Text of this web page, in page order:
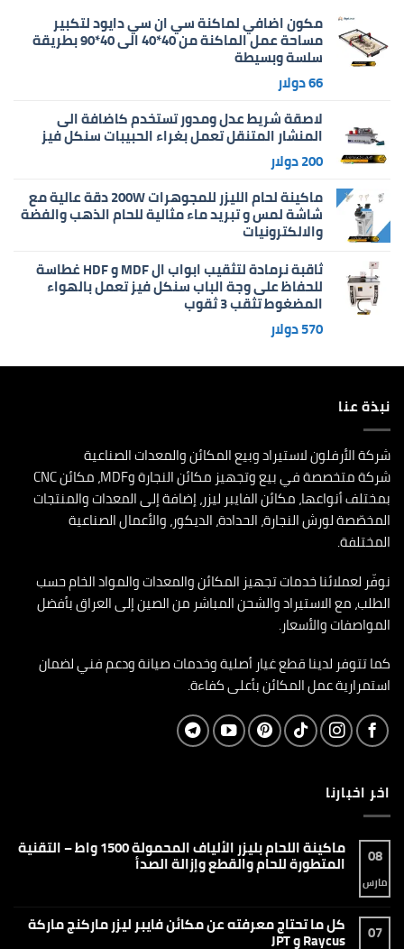
مكون اضافي لماكنة سي ان سي دايود لتكبير
مساحة عمل الماكنة من 40*40 الى 40*90 بطريقة
سلسة وبسيطة
66دولار
لاصقة شريط عدل ومدور تستخدم كاضافة الى
المنشار المتنقل تعمل بغراء الحبيبات سنكل فيز
200دولار
ماكينة لحام الليزر للمجوهرات 200W دقة عالية مع
شاشة لمس و تبريد ماء مثالية للحام الذهب والفضة
والالكترونيات
ثاقبة نرمادة لتثقيب ابواب ال MDF و HDF غطاسة
للحفاظ على وجة الباب سنكل فيز تعمل بالهواء
المضغوط تثقب 3 ثقوب
570دولار
نبذة عنا
شركة الأرفلون لاستيراد وبيع المكائن والمعدات الصناعية
شركة متخصصة في بيع وتجهيز مكائن النجارة وMDF، مكائن CNC
بمختلف أنواعها، مكائن الفايبر ليزر، إضافة إلى المعدات والمنتجات
المخصّصة لورش النجارة، الحدادة، الديكور، والأعمال الصناعية
المختلفة.
نوفّر لعملائنا خدمات تجهيز المكائن والمعدات والمواد الخام حسب
الطلب، مع الاستيراد والشحن المباشر من الصين إلى العراق بأفضل
المواصفات والأسعار.
كما تتوفر لدينا قطع غيار أصلية وخدمات صيانة ودعم فني لضمان
استمرارية عمل المكائن بأعلى كفاءة.
اخر اخبارنا
08
مارس
ماكينة اللحام بليزر الألياف المحمولة 1500 واط – التقنية
المتطورة للحام والقطع وإزالة الصدأ
ماكينة
اللحام 07 كل ما تحتاج معرفته عن مكائن فايبر ليزر ماركنج ماركة
Raycus و JPT